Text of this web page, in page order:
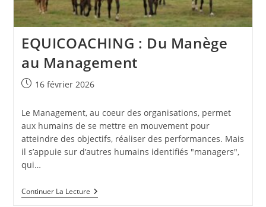
EQUICOACHING : Du Manège
au Management
Publication
16 février 2026
Le Management, au coeur des organisations, permet
aux humains de se mettre en mouvement pour
atteindre des objectifs, réaliser des performances. Mais
il s’appuie sur d’autres humains identifiés "managers",
qui…
Continuer La LectureEQUICOACHING
: